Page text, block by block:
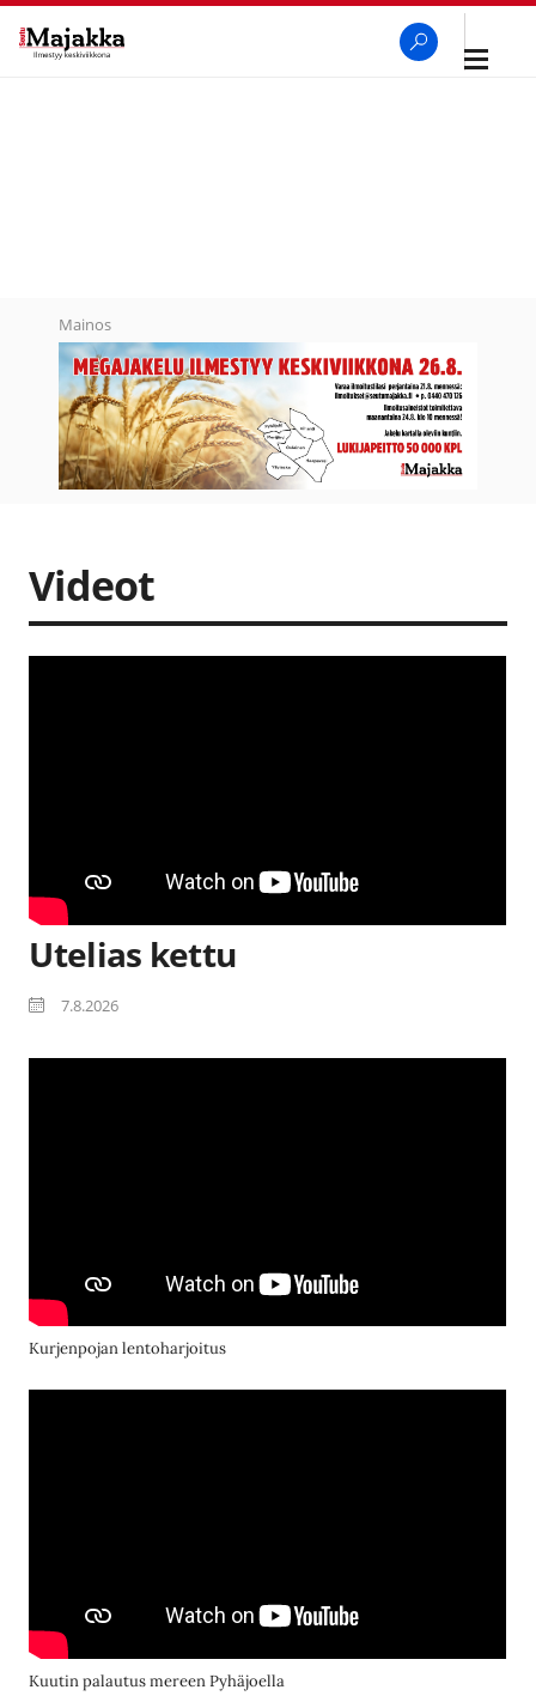
Avaa
Mainos
Videot
Utelias kettu
7.8.2026
Kurjenpojan lentoharjoitus
Kuutin palautus mereen Pyhäjoella